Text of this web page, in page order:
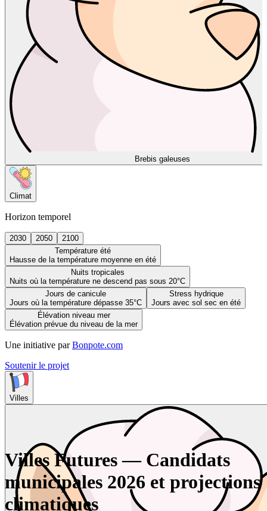
Brebis galeuses
Climat
Horizon temporel
2030 2050
2100
Température été
Hausse de la température moyenne en été
Nuits tropicales
Nuits où la température ne descend pas sous 20°C
Jours de canicule
Jours où la température dépasse 35°C
Stress hydrique
Jours avec sol sec en été
Élévation niveau mer
Élévation prévue du niveau de la mer
Une initiative par Bonpote.com
Soutenir le projet
Villes
Villes Futures — Candidats
municipales 2026 et projections
climatiques